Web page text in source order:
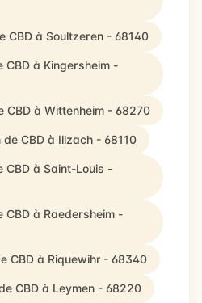
CBD à Soultzeren - 68140
à Kingersheim -
CBD à Wittenheim - 68270
CBD à Illzach - 68110
CBD à Saint-Louis -
à Raedersheim -
CBD à Riquewihr - 68340
CBD à Leymen - 68220